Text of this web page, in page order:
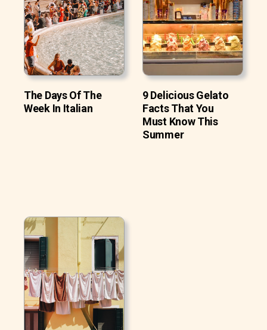
The Days Of The
Week In Italian
9 Delicious Gelato
Facts That You
Must Know This
Summer